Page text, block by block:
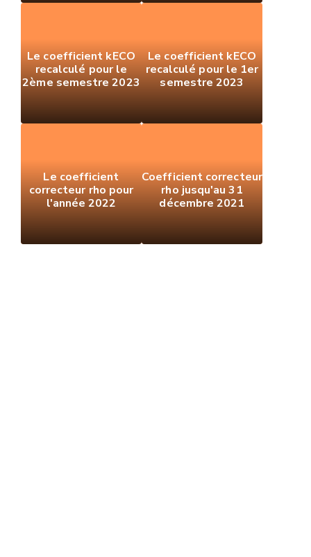
Le coefficient kECO
recalculé pour le
2ème semestre 2023
Le coefficient kECO
recalculé pour le 1er
semestre 2023
Le coefficient
correcteur rho pour
l'année 2022
Coefficient correcteur
rho jusqu'au 31
décembre 2021